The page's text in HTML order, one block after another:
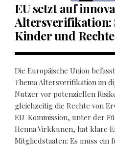
EU setzt auf
Altersverifikation:
Kinder und
Die Europäische Union
Thema Altersverifikation im
Nutzer vor potenziellen
gleichzeitig die Rechte von
EU-Kommission, unter der
Henna Virkkunen, hat klare
Mitgliedstaaten: Es muss ein